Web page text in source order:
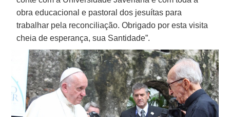
obra educacional e pastoral dos jesuítas para
trabalhar pela reconciliação. Obrigado por esta visita
cheia de esperança, sua Santidade”.